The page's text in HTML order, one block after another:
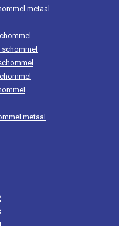
metaal
schommel
metaal